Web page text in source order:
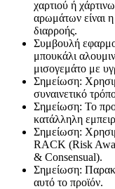
χαρτιού ή
αρωμάτων είναι
διαρροής.
Συμβουλή
μπουκάλι
μισογεμάτο με
Σημείωση:
συναινετικό
Σημείωση: Το
κατάλληλη
Σημείωση:
RACK (Risk
& Consensual).
Σημείωση:
αυτό το προϊόν.